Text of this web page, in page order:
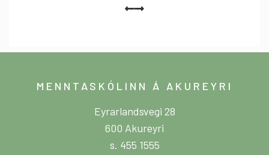
MENNTASKÓLINN Á AKUREYRI
Eyrarlandsvegi 28
600 Akureyri
s. 455 1555